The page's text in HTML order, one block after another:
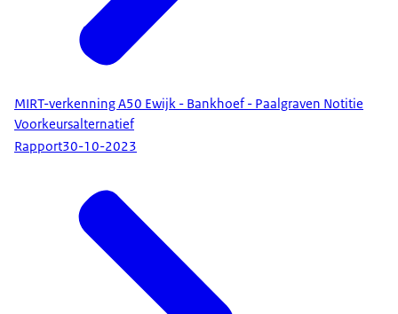
MIRT-verkenning A50 Ewijk - Bankhoef - Paalgraven Notitie
Voorkeursalternatief
Rapport30-10-2023